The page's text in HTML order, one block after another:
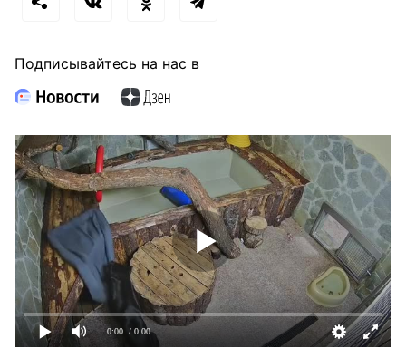
Подписывайтесь на нас в
0:00 / 0:00